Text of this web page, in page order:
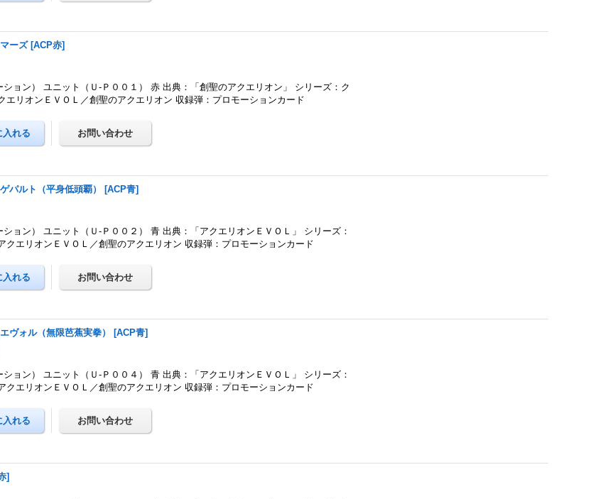
ーズ [ACP赤]
ション） ユニット（Ｕ-Ｐ００１） 赤 出典：「創聖のアクエリオン」 シリーズ：ク
エリオンＥＶＯＬ／創聖のアクエリオン 収録弾：プロモーションカード
パルト（平身低頭覇） [ACP青]
ション） ユニット（Ｕ-Ｐ００２） 青 出典：「アクエリオンＥＶＯＬ」 シリーズ：
クエリオンＥＶＯＬ／創聖のアクエリオン 収録弾：プロモーションカード
ヴォル（無限芭蕉実拳） [ACP青]
ション） ユニット（Ｕ-Ｐ００４） 青 出典：「アクエリオンＥＶＯＬ」 シリーズ：
クエリオンＥＶＯＬ／創聖のアクエリオン 収録弾：プロモーションカード
]